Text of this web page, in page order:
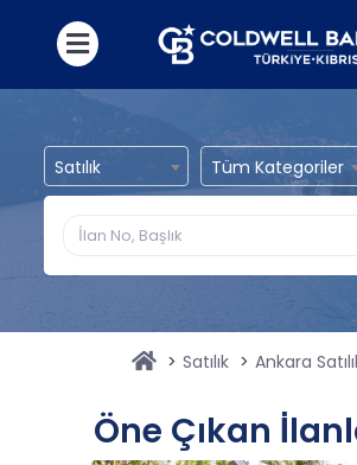
Satılık Tüm Kategoriler
Satılık Ankara
Öne Çıkan